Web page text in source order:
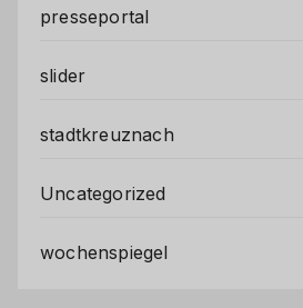
presseportal
slider
stadtkreuznach
Uncategorized
wochenspiegel